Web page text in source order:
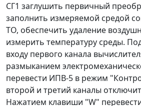
СГ1 заглушить первичный
заполнить измеряемой средой
ТО, обеспечить удаление
измерить температуру среды.
входу первого канала
размыканием
перевести ИПВ-5 в режим
второй и третий каналы
Нажатием клавиши "W"